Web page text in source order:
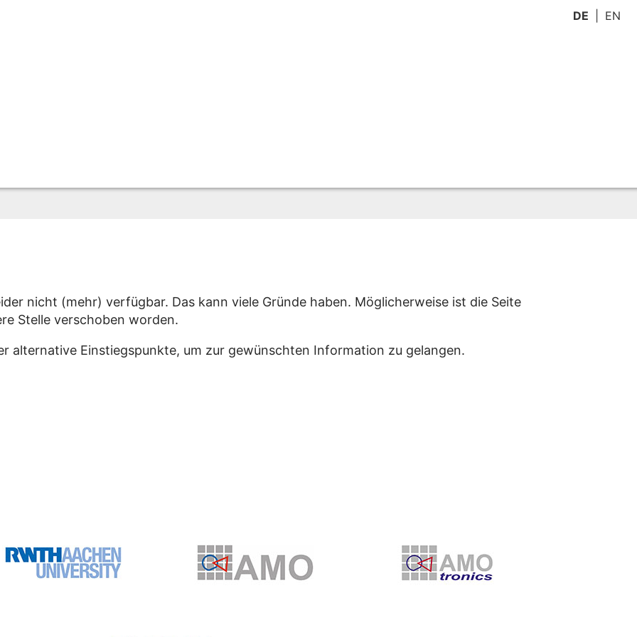
DE EN
nicht (mehr) verfügbar. Das kann viele Gründe haben. Möglicherweise ist die Seite
Stelle verschoben worden.
alternative Einstiegspunkte, um zur gewünschten Information zu gelangen.